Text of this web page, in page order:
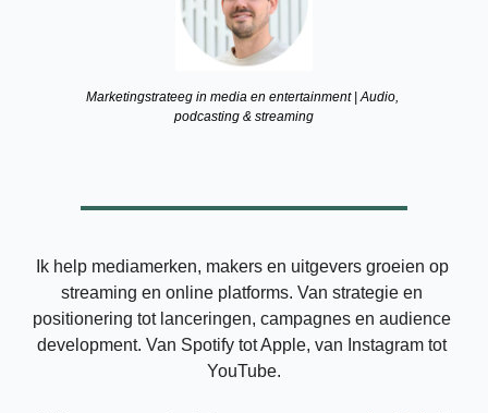
Marketingstrateeg in media en entertainment | Audio,
podcasting & streaming
Ik help mediamerken, makers en uitgevers groeien op
streaming en online platforms. Van strategie en
positionering tot lanceringen, campagnes en audience
development. Van Spotify tot Apple, van Instagram tot
YouTube.